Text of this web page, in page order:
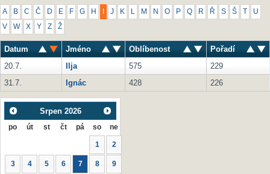
A B C Č D E F G H J K M N O P Q R Ř S Š U
V W X Y Z Ž
Datum Jméno Oblíbenost
Pořadí
20.7.
Ilja 575
229
31.7.
Ignác 428 226
Srpen 2026
po út st čt pá so ne
1 2
3 4 5 6 7 8 9